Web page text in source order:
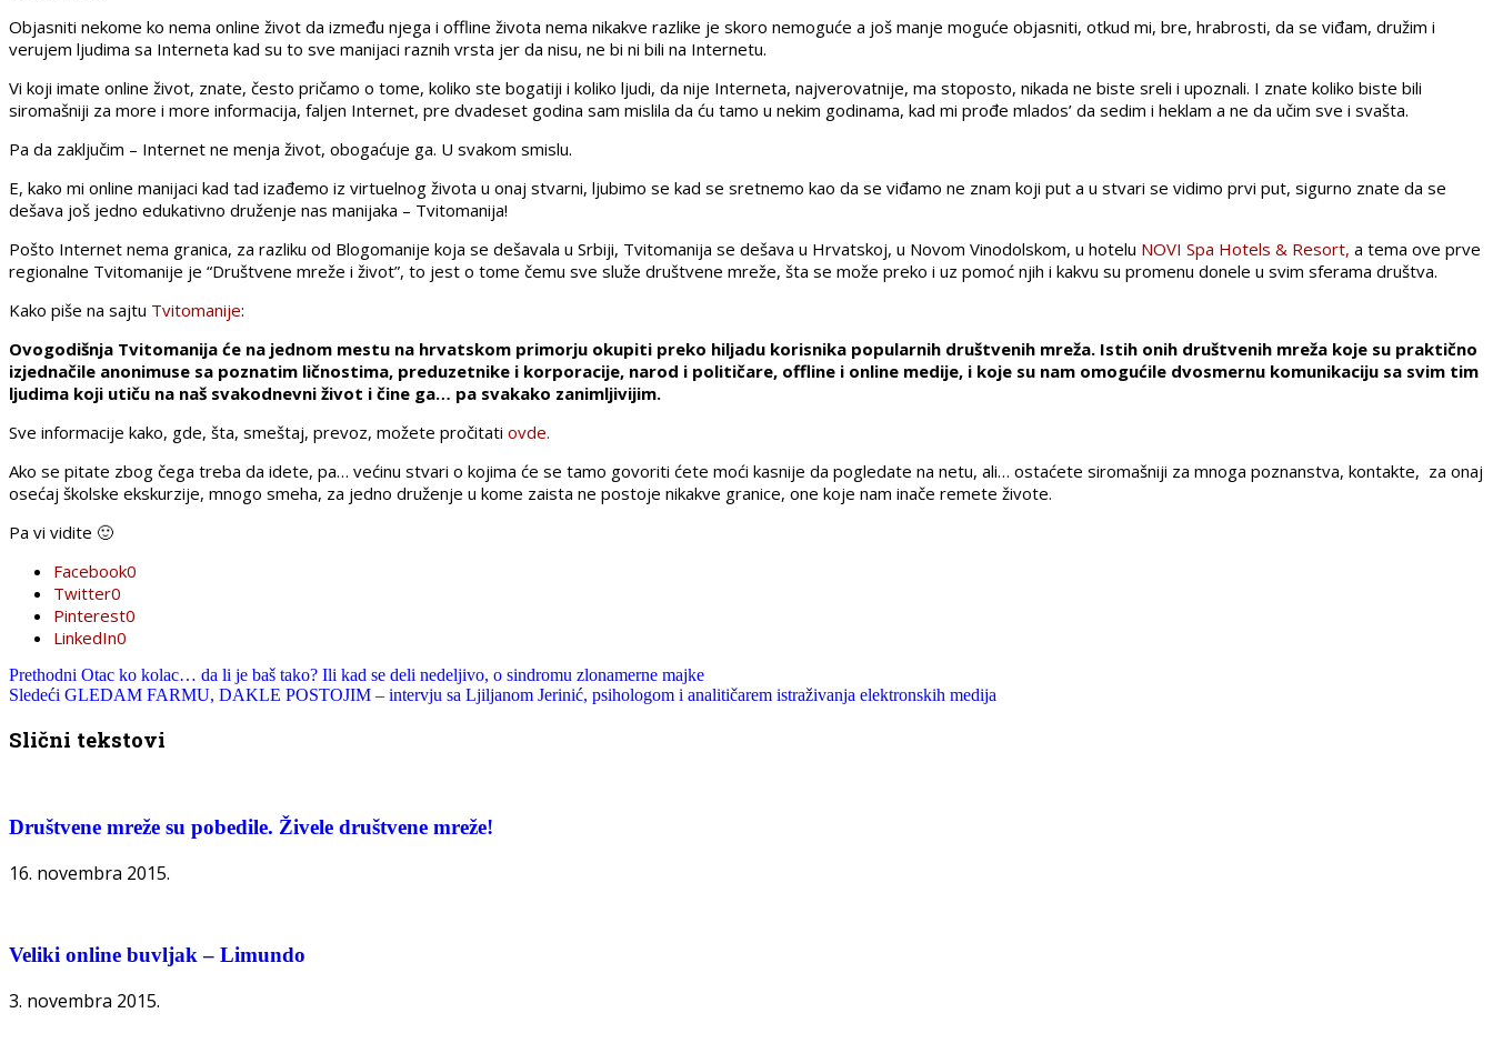
Objasniti nekome ko nema online život da između njega i offline života nema nikakve razlike je skoro nemoguće a još manje moguće objasniti, otkud mi, bre, hrabrosti, da se viđam, družim i
verujem ljudima sa Interneta kad su to sve manijaci raznih vrsta jer da nisu, ne bi ni bili na Internetu.
Vi koji imate online život, znate, često pričamo o tome, koliko ste bogatiji i koliko ljudi, da nije Interneta, najverovatnije, ma stoposto, nikada ne biste sreli i upoznali. I znate koliko biste bili
siromašniji za more i more informacija, faljen Internet, pre dvadeset godina sam mislila da ću tamo u nekim godinama, kad mi prođe mlados’ da sedim i heklam a ne da učim sve i svašta.
Pa da zaključim – Internet ne menja život, obogaćuje ga. U svakom smislu.
E, kako mi online manijaci kad tad izađemo iz virtuelnog života u onaj stvarni, ljubimo se kad se sretnemo kao da se viđamo ne znam koji put a u stvari se vidimo prvi put, sigurno znate da se
dešava još jedno edukativno druženje nas manijaka – Tvitomanija!
Pošto Internet nema granica, za razliku od Blogomanije koja se dešavala u Srbiji, Tvitomanija se dešava u Hrvatskoj, u Novom Vinodolskom, u hotelu NOVI Spa Hotels & Resort, a tema ove prve
regionalne Tvitomanije je “Društvene mreže i život”, to jest o tome čemu sve služe društvene mreže, šta se može preko i uz pomoć njih i kakvu su promenu donele u svim sferama društva.
Kako piše na sajtu Tvitomanije:
Ovogodišnja Tvitomanija će na jednom mestu na hrvatskom primorju okupiti preko hiljadu korisnika popularnih društvenih mreža. Istih onih društvenih mreža koje su praktično
izjednačile anonimuse sa poznatim ličnostima, preduzetnike i korporacije, narod i političare, offline i online medije, i koje su nam omogućile dvosmernu komunikaciju sa svim tim
ljudima koji utiču na naš svakodnevni život i čine ga… pa svakako zanimljivijim.
Sve informacije kako, gde, šta, smeštaj, prevoz, možete pročitati ovde.
Ako se pitate zbog čega treba da idete, pa… većinu stvari o kojima će se tamo govoriti ćete moći kasnije da pogledate na netu, ali… ostaćete siromašniji za mnoga poznanstva, kontakte, za onaj
osećaj školske ekskurzije, mnogo smeha, za jedno druženje u kome zaista ne postoje nikakve granice, one koje nam inače remete živote.
Pa vi vidite 🙂
Facebook0
Twitter0
Pinterest0
LinkedIn0
Prethodni Otac ko kolac… da li je baš tako? Ili kad se deli nedeljivo, o sindromu zlonamerne majke
Sledeći GLEDAM FARMU, DAKLE POSTOJIM – intervju sa Ljiljanom Jerinić, psihologom i analitičarem istraživanja elektronskih medija
Slični tekstovi
Društvene mreže su pobedile. Živele društvene mreže!
16. novembra 2015.
Veliki online buvljak – Limundo
3. novembra 2015.